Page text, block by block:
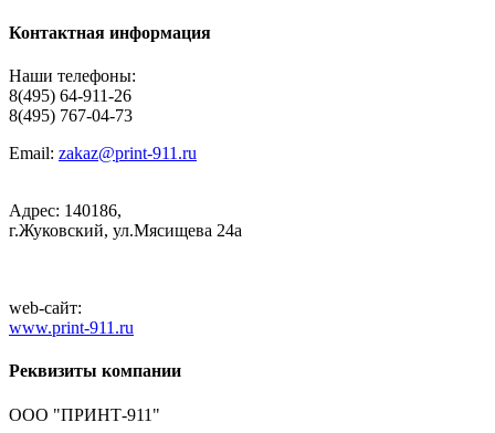
Контактная информация
Наши телефоны:
8(495) 64-911-26
8(495) 767-04-73
Email: zakaz@print-911.ru
Адрес: 140186,
г.Жуковский, ул.Мясищева 24а
web-сайт:
www.print-911.ru
Реквизиты компании
ООО "ПРИНТ-911"